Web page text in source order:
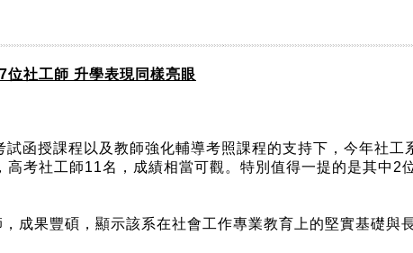
位社工師 升學表現同樣亮眼
函授課程以及教師強化輔導考照課程的支持下，今年社工
考社工師11名，成績相當可觀。特別值得一提的是其中2
成果豐碩，顯示該系在社會工作專業教育上的堅實基礎與